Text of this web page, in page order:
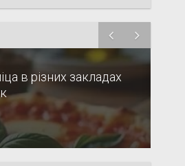
в різних закладах